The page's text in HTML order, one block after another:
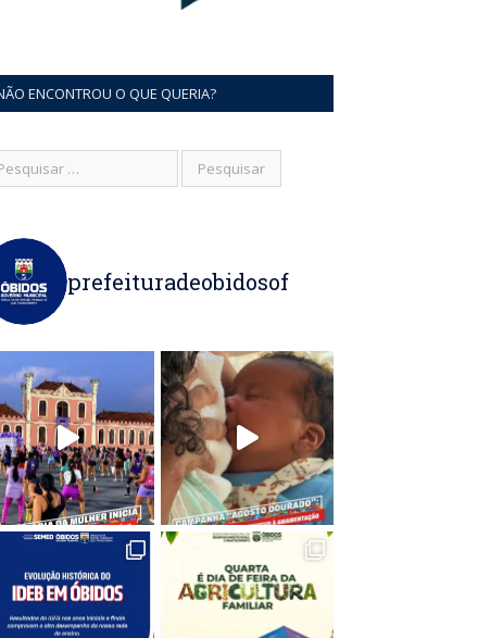
ENCONTROU O QUE QUERIA?
prefeituradeobidosof